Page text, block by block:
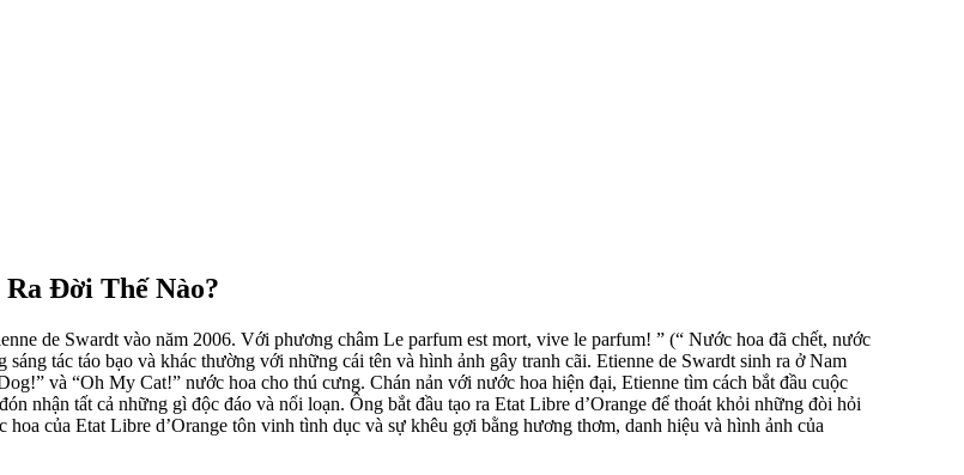
Đời Thế Nào?
de Swardt vào năm 2006. Với phương châm Le parfum est mort, vive le parfum! ” (“ Nước hoa đã chết, nước
tác táo bạo và khác thường với những cái tên và hình ảnh gây tranh cãi. Etienne de Swardt sinh ra ở Nam
và “Oh My Cat!” nước hoa cho thú cưng. Chán nản với nước hoa hiện đại, Etienne tìm cách bắt đầu cuộc
nhận tất cả những gì độc đáo và nổi loạn. Ông bắt đầu tạo ra Etat Libre d’Orange để thoát khỏi những đòi hỏi
của Etat Libre d’Orange tôn vinh tình dục và sự khêu gợi bằng hương thơm, danh hiệu và hình ảnh của